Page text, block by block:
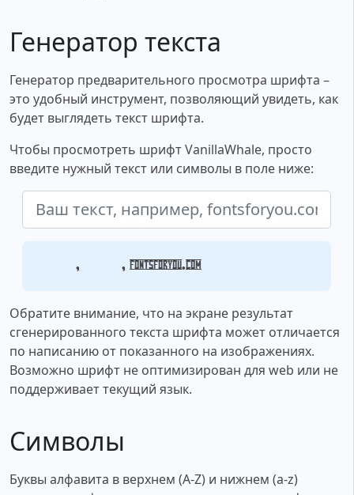
Генератор текста
Генератор предварительного просмотра шрифта –
это удобный инструмент, позволяющий увидеть, как
будет выглядеть текст шрифта.
Чтобы просмотреть шрифт VanillaWhale, просто
введите нужный текст или символы в поле ниже:
Ваш текст, например, fontsforyou.com
Обратите внимание, что на экране результат
сгенерированного текста шрифта может отличается
по написанию от показанного на изображениях.
Возможно шрифт не оптимизирован для web или не
поддерживает текущий язык.
Символы
Буквы алфавита в верхнем (A-Z) и нижнем (a-z)